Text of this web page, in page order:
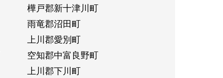
樺戸郡新十津川町
雨竜郡沼田町
上川郡愛別町
空知郡中富良野町
上川郡下川町